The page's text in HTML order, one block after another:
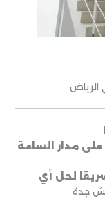
الرياض
مدار الساعة
لحل أي
جدة